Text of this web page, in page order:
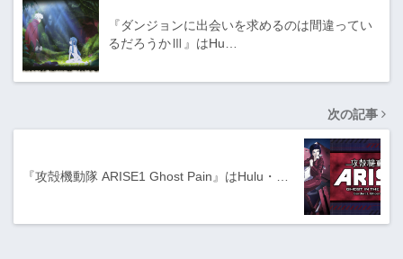
『ダンジョンに出会いを求めるのは間違ってい
るだろうかⅢ』はHu…
次の記事
『攻殻機動隊 ARISE1 Ghost Pain』はHulu・…